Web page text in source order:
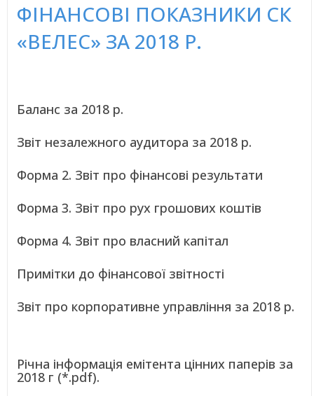
ФІНАНСОВІ ПОКАЗНИКИ СК
«ВЕЛЕС» ЗА 2018 Р.
Баланс за 2018 р.
Звіт незалежного аудитора за 2018 р.
Форма 2. Звіт про фінансові результати
Форма 3. Звіт про рух грошових коштів
Форма 4. Звіт про власний капітал
Примітки до фінансової звітності
Звіт про корпоративне управління за 2018 р.
Річна інформація емітента цінних паперів за
2018 г (*.pdf).